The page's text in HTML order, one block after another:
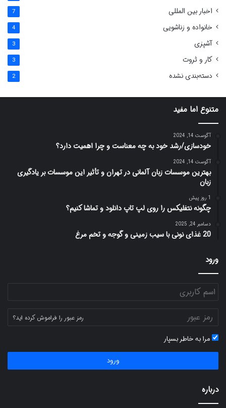
اخبار بین المللی 7
خانواده و زناشویی 4
آشپزی 3
کار و ثروت 3
دسته‌بندی نشده 2
متنوع اما مفید
آگوست 14, 2024
خودسازی/رشد خود به چه معناست و چرا اهمیت دارد؟
آگوست 14, 2024
بهترین موسسات زبان آلمانی در تهران و تأثیر این موسسات بر یادگیری
زبان
1 روز پیش
چگونه نتفلیکس را روی لپ تاپ دانلود و تماشا کنیم؟
دسامبر 24, 2025
20 غذای نونی با سیب زمینی و گوجه و تخم مرغ
ورود
رمز عبور را فراموش کرده اید؟
مرا به خاطر بسپار
ورود
درباره